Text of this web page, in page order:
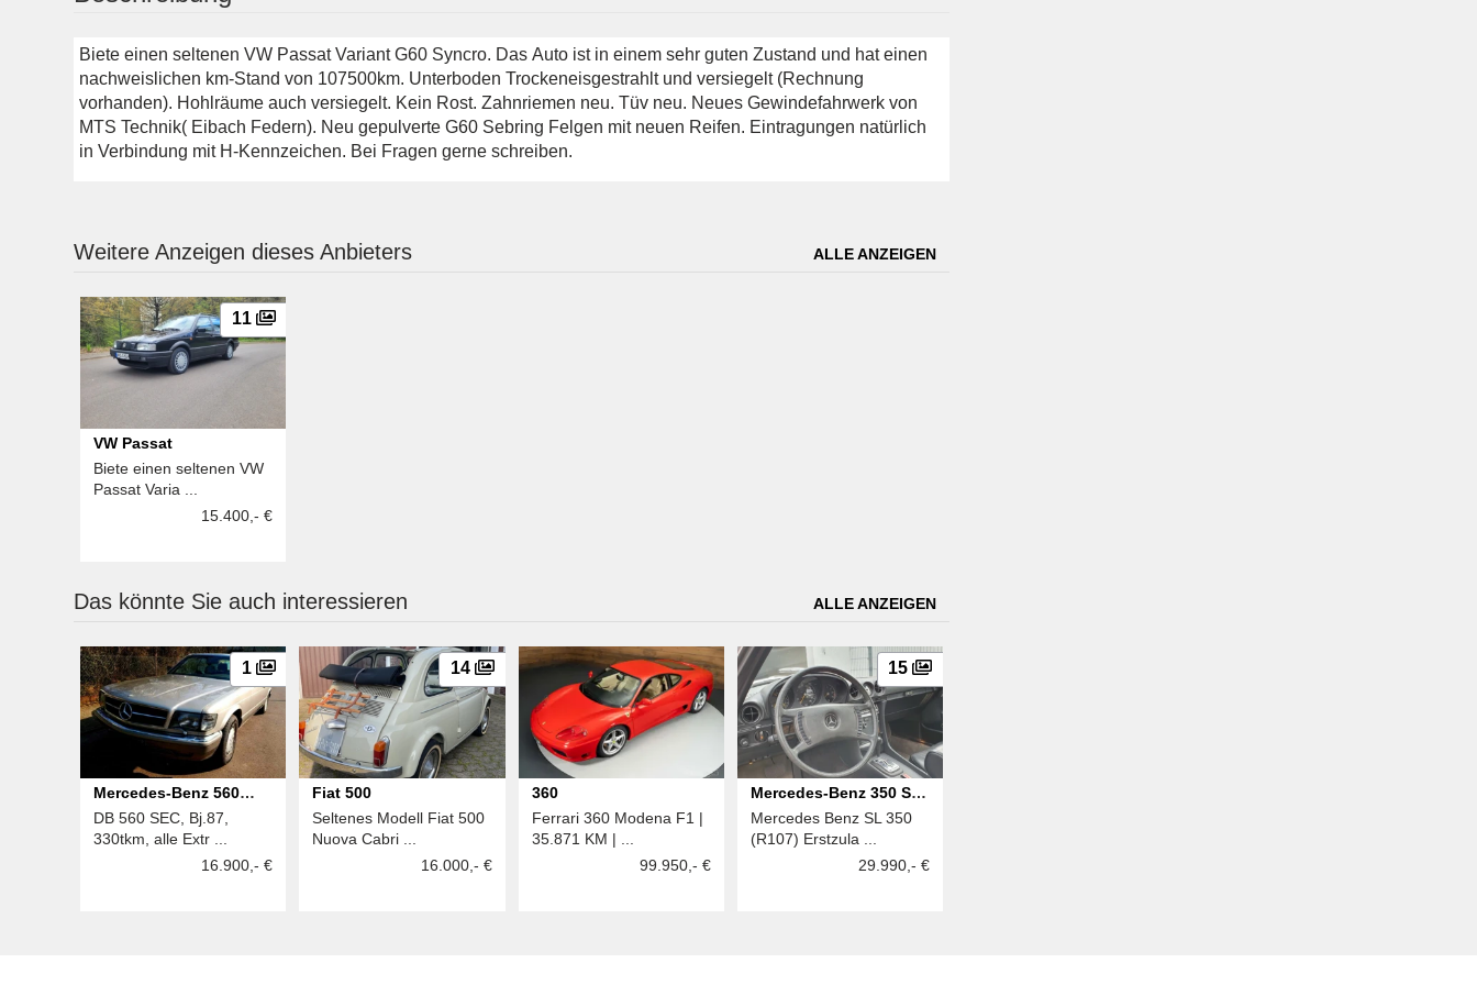
Biete einen seltenen VW Passat Variant G60 Syncro. Das Auto ist in einem sehr guten Zustand und hat einen
nachweislichen km-Stand von 107500km. Unterboden Trockeneisgestrahlt und versiegelt (Rechnung
vorhanden). Hohlräume auch versiegelt. Kein Rost. Zahnriemen neu. Tüv neu. Neues Gewindefahrwerk von
MTS Technik( Eibach Federn). Neu gepulverte G60 Sebring Felgen mit neuen Reifen. Eintragungen natürlich
in Verbindung mit H-Kennzeichen. Bei Fragen gerne schreiben.
Weitere Anzeigen dieses Anbieters ALLE ANZEIGEN
11
VW Passat
Biete einen seltenen VW
Passat Varia ...
15.400,- €
Das könnte Sie auch interessieren ALLE ANZEIGEN
1
Mercedes-Benz 560
SEC
DB 560 SEC, Bj.87,
330tkm, alle Extr ...
16.900,- €
14
Fiat 500
Seltenes Modell Fiat 500
Nuova Cabri ...
16.000,- €
360
Ferrari 360 Modena F1 |
35.871 KM | ...
99.950,- €
15
Mercedes-Benz 350 SL
(R107)
Mercedes Benz SL 350
(R107) Erstzula ...
29.990,- €